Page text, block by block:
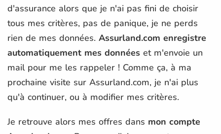
d'assurance alors que je n'ai pas fini de choisir
tous mes critères, pas de panique, je ne perds
rien de mes données. Assurland.com enregistre
automatiquement mes données et m'envoie un
mail pour me les rappeler ! Comme ça, à ma
prochaine visite sur Assurland.com, je n'ai plus
qu'à continuer, ou à modifier mes critères.
Je retrouve alors mes offres dans mon compte